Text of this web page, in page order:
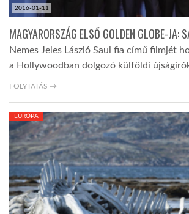
2016-01-11
MAGYARORSZÁG ELSŐ GOLDEN GLOBE-JA:
Nemes Jeles László Saul fia című filmjét
a Hollywoodban dolgozó külföldi
FOLYTATÁS →
EURÓPA